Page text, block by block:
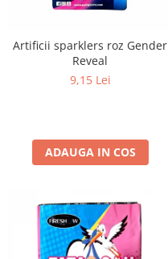
Artificii sparklers roz Gender
Reveal
9,15 Lei
ADAUGA IN COS